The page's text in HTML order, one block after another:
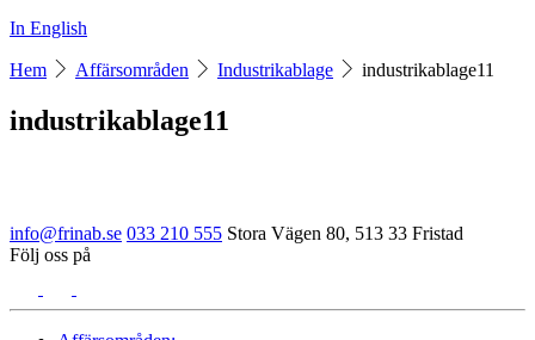
In English
Hem Affärsområden Industrikablage industrikablage11
industrikablage11
info@frinab.se 033 210 555 Stora Vägen 80, 513 33 Fristad
Följ oss på